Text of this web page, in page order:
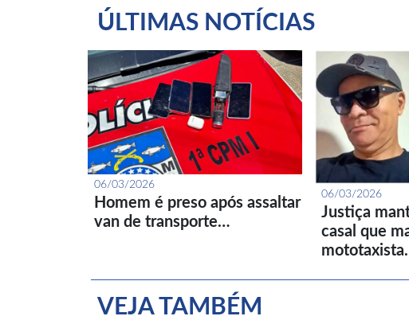
ÚLTIMAS NOTÍCIAS
06/03/2026
Homem é preso após assaltar
van de transporte…
06/03/2026
Justiça
casal que
VEJA TAMBÉM